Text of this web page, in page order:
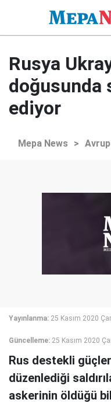
Rusya
doğusunda
ediyor
Mepa News >
Yayınlanma: 25 Kasım 2020
Güncelleme: 25 Kasım 2020
Rus destekli
düzenlediği
askerinin öldüğü